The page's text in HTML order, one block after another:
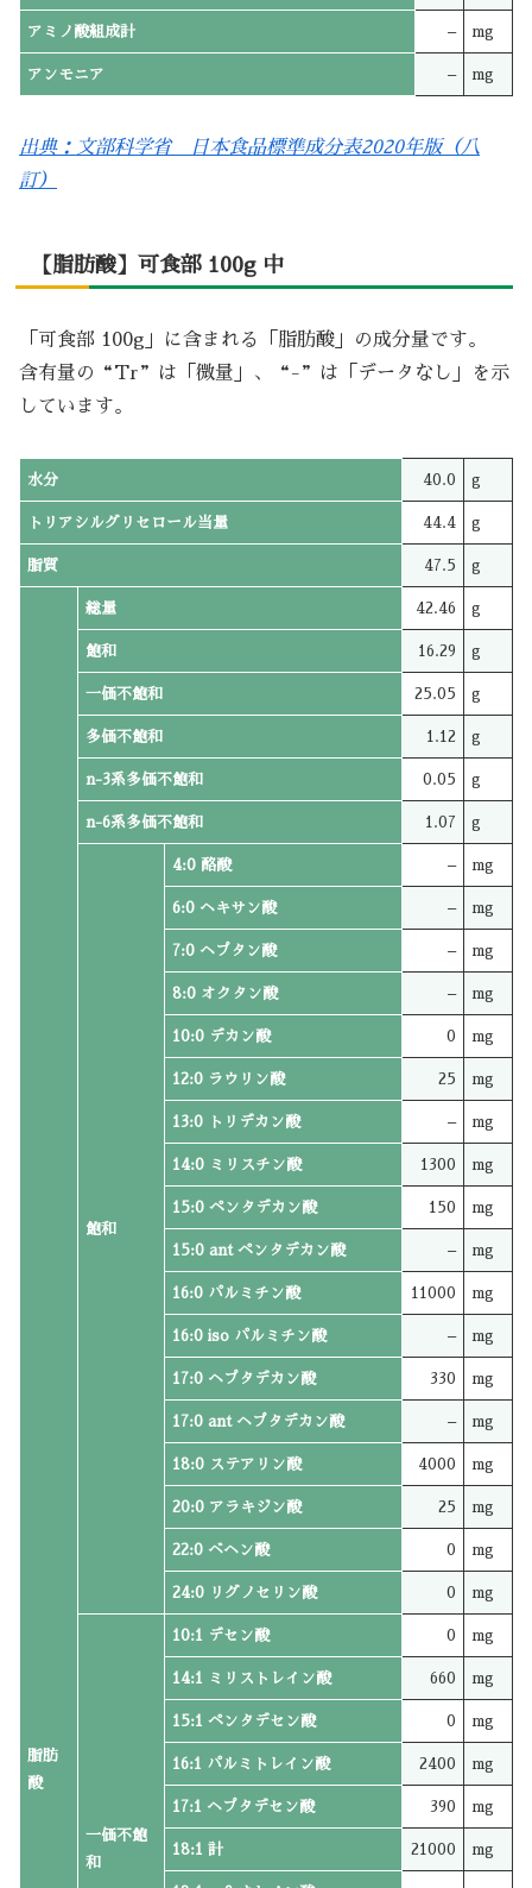
アミノ酸組成計 – mg
アンモニア – mg
出典：文部科学省 日本食品標準成分表2020年版（八
訂）
【脂肪酸】可食部 100g 中
「可食部 100g」に含まれる「脂肪酸」の成分量です。
含有量の“Tr”は「微量」、“-”は「データなし」を示
しています。
水分 40.0 g
トリアシルグリセロール当量 44.4 g
脂質 47.5 g
脂肪
酸
総量 42.46 g
飽和 16.29 g
一価不飽和 25.05 g
多価不飽和 1.12 g
n-3系多価不飽和 0.05 g
n-6系多価不飽和 1.07 g
飽和
4:0 酪酸 – mg
6:0 ヘキサン酸 – mg
7:0 ヘプタン酸 – mg
8:0 オクタン酸 – mg
10:0 デカン酸 0 mg
12:0 ラウリン酸 25 mg
13:0 トリデカン酸 – mg
14:0 ミリスチン酸 1300 mg
15:0 ペンタデカン酸 150 mg
15:0 ant ペンタデカン酸 – mg
16:0 パルミチン酸 11000 mg
16:0 iso パルミチン酸 – mg
17:0 ヘプタデカン酸 330 mg
17:0 ant ヘプタデカン酸 – mg
18:0 ステアリン酸 4000 mg
20:0 アラキジン酸 25 mg
22:0 ベヘン酸 0 mg
24:0 リグノセリン酸 0 mg
一価不飽
和
10:1 デセン酸 0 mg
14:1 ミリストレイン酸 660 mg
15:1 ペンタデセン酸 0 mg
16:1 パルミトレイン酸 2400 mg
17:1 ヘプタデセン酸 390 mg
18:1 計 21000 mg